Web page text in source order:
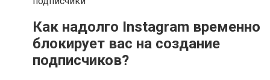
Как надолго Instagram временно
блокирует вас на создание
подписчиков?